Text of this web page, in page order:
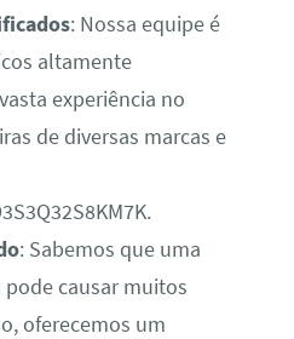
: Nossa equipe é
altamente
experiência no
de diversas marcas e
: Sabemos que uma
causar muitos
oferecemos um